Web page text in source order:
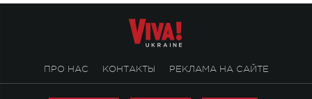
ПРО НАС КОНТАКТЫ РЕКЛАМА НА САЙТЕ